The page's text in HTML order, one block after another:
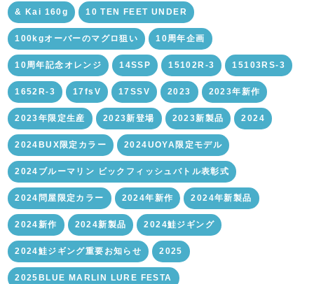
& Kai 160g 10 TEN FEET UNDER
100kgオーバーのマグロ狙い 10周年企画
10周年記念オレンジ 14SSP 15102R-3 15103RS-3
1652R-3 17fsV 17SSV 2023 2023年新作
2023年限定生産 2023新登場 2023新製品 2024
2024BUX限定カラー 2024UOYA限定モデル
2024ブルーマリン ビックフィッシュバトル表彰式
2024問屋限定カラー 2024年新作 2024年新製品
2024新作 2024新製品 2024鮭ジギング
2024鮭ジギング重要お知らせ 2025
2025BLUE MARLIN LURE FESTA